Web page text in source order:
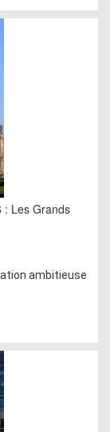
: Les Grands
ambitieuse